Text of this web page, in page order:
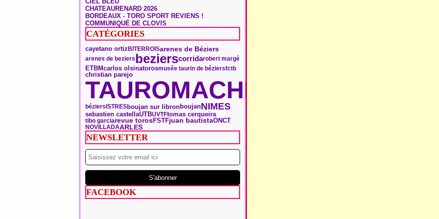
CHATEAURENARD 2026
BORDEAUX - TORO SPORT REVIENS !
COMMUNIQUÉ DE CLOVIS
CATÉGORIES
cayetano ortiz BITERROISarenes de Béziers
arenes de beziersbezierscorridarobert margé
ETBMcarlos olsinatorosmusée taurin de béziersfctb
christian parejo
TAUROMACHIE
béziers ISTRESboujan sur libronboujanNIMES
sebastien castellaUTBUVTFtomas cerqueira
tibo garciarevue torosFSTFjuan bautistaONCT
NOVILLADAARLES
NEWSLETTER
FACEBOOK